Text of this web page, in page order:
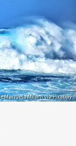
Manuela Milani via Pixabay